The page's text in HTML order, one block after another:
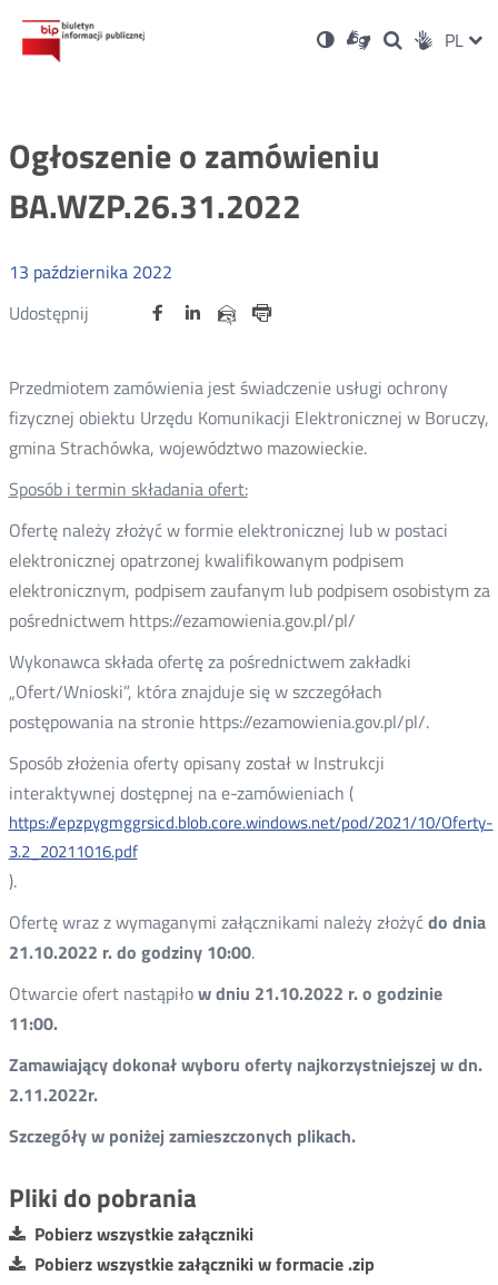
Ustawienia
Wersja
kontrastowa
Dla
niesłyszących
OtwórzOtwórz
w
Otwórz
w
Social PL
Ogłoszenie o zamówieniu
BA.WZP.26.31.2022
13 października 2022
Udostępnij
Udostępnij
Otwórz Udostępnij
na
OtwórzUdostępnij
na
OtwórzUdostępnij
przez
Przedmiotem zamówienia jest świadczenie usługi ochrony
fizycznej obiektu Urzędu Komunikacji Elektronicznej w Boruczy,
gmina Strachówka, województwo mazowieckie.
Sposób i termin składania ofert:
Ofertę należy złożyć w formie elektronicznej lub w postaci
elektronicznej opatrzonej kwalifikowanym podpisem
elektronicznym, podpisem zaufanym lub podpisem osobistym za
pośrednictwem https://ezamowienia.gov.pl/pl/
Wykonawca składa ofertę za pośrednictwem zakładki
„Ofert/Wnioski”, która znajduje się w szczegółach
postępowania na stronie https://ezamowienia.gov.pl/pl/.
Sposób złożenia oferty opisany został w Instrukcji
interaktywnej dostępnej na e-zamówieniach (
https://epzpygmggrsicd.blob.core.windows.net/pod/2021/10/Oferty-
3.2_20211016.pdf
).
Ofertę wraz z wymaganymi załącznikami należy złożyćdo dnia
21.10.2022 r. do godziny 10:00.
Otwarcie ofert nastąpiłow dniu 21.10.2022 r. o godzinie
11:00.
Zamawiający dokonał wyboru oferty najkorzystniejszej w dn.
2.11.2022r.
Szczegóły w poniżej zamieszczonych plikach.
Pliki do pobrania
Pobierz wszystkie załączniki
Pobierz wszystkie załączniki w formacie .zip